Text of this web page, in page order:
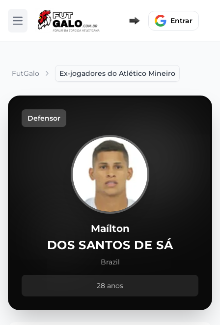
Abrir menu Entrar
FutGalo Ex-jogadores do Atlético Mineiro
Defensor
Maílton
DOS SANTOS DE SÁ
Brazil
28 anos